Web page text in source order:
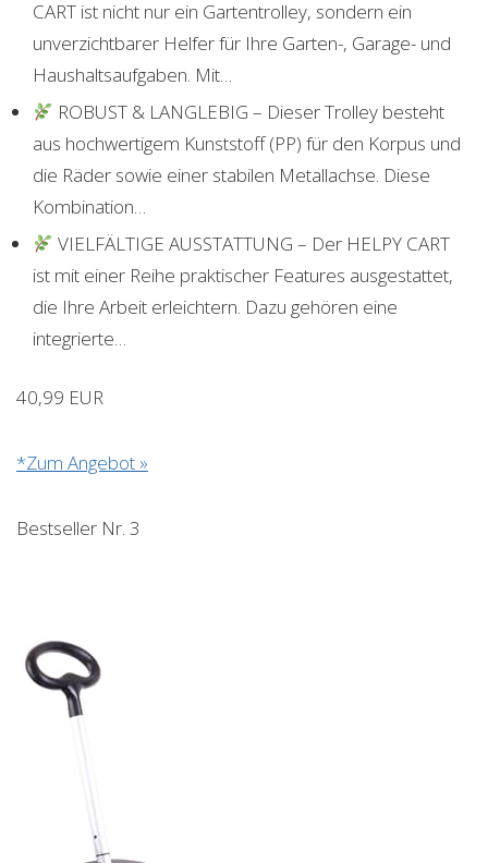
CART ist nicht nur ein Gartentrolley, sondern ein
unverzichtbarer Helfer für Ihre Garten-, Garage- und
Haushaltsaufgaben. Mit…
ROBUST & LANGLEBIG – Dieser Trolley besteht
aus hochwertigem Kunststoff (PP) für den Korpus und
die Räder sowie einer stabilen Metallachse. Diese
Kombination…
VIELFÄLTIGE AUSSTATTUNG – Der HELPY CART
ist mit einer Reihe praktischer Features ausgestattet,
die Ihre Arbeit erleichtern. Dazu gehören eine
integrierte…
40,99 EUR
*Zum Angebot »
Bestseller Nr. 3